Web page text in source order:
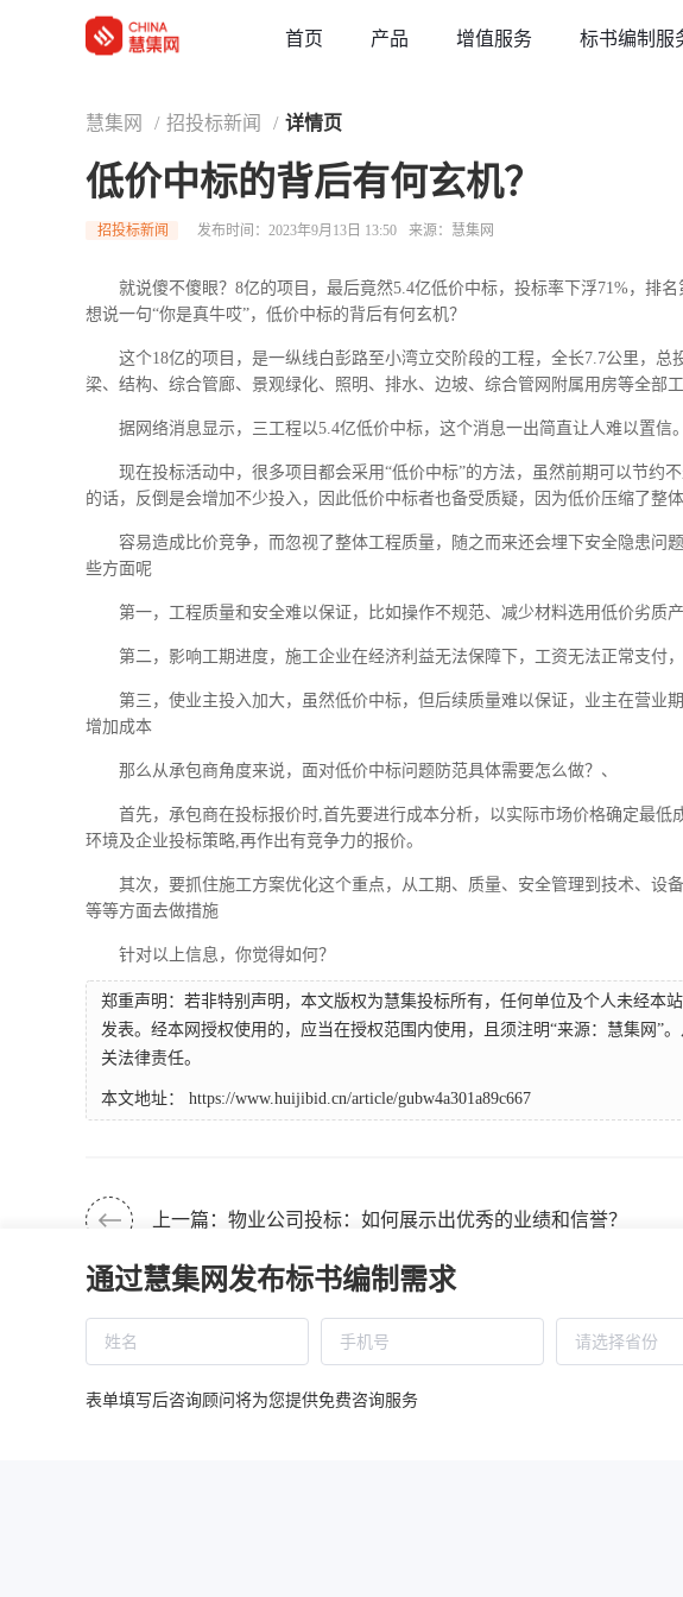
首页 产品 增值服务 标书编制服
慧集网 / 招投标新闻 / 详情页
低价中标的背后有何玄机？
招投标新闻 发布时间：2023年9月13日 13:50 来源：慧集网
就说傻不傻眼？8亿的项目，最后竟然5.4亿低价中标，投标率下浮71%，排
想说一句“你是真牛哎”，低价中标的背后有何玄机？
这个18亿的项目，是一纵线白彭路至小湾立交阶段的工程，全长7.7公里，总
梁、结构、综合管廊、景观绿化、照明、排水、边坡、综合管网附属用房等全部工
据网络消息显示，三工程以5.4亿低价中标，这个消息一出简直让人难以置信。
现在投标活动中，很多项目都会采用“低价中标”的方法，虽然前期可以节约
的话，反倒是会增加不少投入，因此低价中标者也备受质疑，因为低价压缩了整体
容易造成比价竞争，而忽视了整体工程质量，随之而来还会埋下安全隐患问
些方面呢
第一，工程质量和安全难以保证，比如操作不规范、减少材料选用低价劣质
第二，影响工期进度，施工企业在经济利益无法保障下，工资无法正常支付
第三，使业主投入加大，虽然低价中标，但后续质量难以保证，业主在营业
增加成本
那么从承包商角度来说，面对低价中标问题防范具体需要怎么做？、
首先，承包商在投标报价时,首先要进行成本分析，以实际市场价格确定最低
环境及企业投标策略,再作出有竞争力的报价。
其次，要抓住施工方案优化这个重点，从工期、质量、安全管理到技术、设
等等方面去做措施
针对以上信息，你觉得如何？
郑重声明：若非特别声明，本文版权为慧集投标所有，任何单位及个人未经本
发表。经本网授权使用的，应当在授权范围内使用，且须注明“来源：慧集网”
关法律责任。
本文地址： https://www.huijibid.cn/article/gubw4a301a89c667
上一篇：物业公司投标：如何展示出优秀的业绩和信誉？
通过慧集网发布标书编制需求
表单填写后咨询顾问将为您提供免费咨询服务